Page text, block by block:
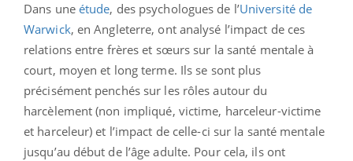
Dans une étude, des psychologues de l’Université de
Warwick, en Angleterre, ont analysé l’impact de ces
relations entre frères et sœurs sur la santé mentale à
court, moyen et long terme. Ils se sont plus
précisément penchés sur les rôles autour du
harcèlement (non impliqué, victime, harceleur-victime
et harceleur) et l’impact de celle-ci sur la santé mentale
jusqu’au début de l’âge adulte. Pour cela, ils ont